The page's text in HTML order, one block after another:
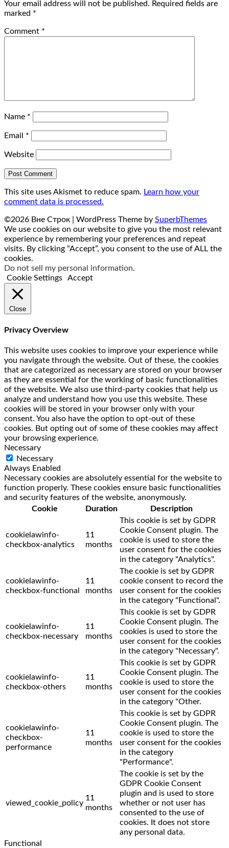
Your email address will not be published. Required fields are
marked *
Comment *
Name *
Email *
Website
This site uses Akismet to reduce spam. Learn how your
comment data is processed.
©2026 Вне Строк | WordPress Theme by SuperbThemes
We use cookies on our website to give you the most relevant
experience by remembering your preferences and repeat
visits. By clicking “Accept”, you consent to the use of ALL the
cookies.
Do not sell my personal information.
Cookie Settings
Accept
Close
Privacy Overview
This website uses cookies to improve your experience while
you navigate through the website. Out of these, the cookies
that are categorized as necessary are stored on your browser
as they are essential for the working of basic functionalities
of the website. We also use third-party cookies that help us
analyze and understand how you use this website. These
cookies will be stored in your browser only with your
consent. You also have the option to opt-out of these
cookies. But opting out of some of these cookies may affect
your browsing experience.
Necessary
Necessary
Always Enabled
Necessary cookies are absolutely essential for the website to
function properly. These cookies ensure basic functionalities
and security features of the website, anonymously.
Cookie
Duration Description
cookielawinfo-
checkbox-analytics
11
months
This cookie is set by GDPR
Cookie Consent plugin. The
cookie is used to store the
user consent for the cookies
in the category "Analytics".
cookielawinfo-
checkbox-functional
11
months
The cookie is set by GDPR
cookie consent to record the
user consent for the cookies
in the category "Functional".
cookielawinfo-
checkbox-necessary
11
months
This cookie is set by GDPR
Cookie Consent plugin. The
cookies is used to store the
user consent for the cookies
in the category "Necessary".
cookielawinfo-
checkbox-others
11
months
This cookie is set by GDPR
Cookie Consent plugin. The
cookie is used to store the
user consent for the cookies
in the category "Other.
cookielawinfo-
checkbox-
performance
11
months
This cookie is set by GDPR
Cookie Consent plugin. The
cookie is used to store the
user consent for the cookies
in the category
"Performance".
viewed_cookie_policy
11
months
The cookie is set by the
GDPR Cookie Consent
plugin and is used to store
whether or not user has
consented to the use of
cookies. It does not store
any personal data.
Functional